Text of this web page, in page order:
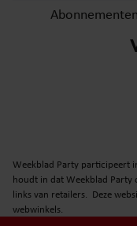
Abonnementen
Weekblad Party participeert
houdt in dat Weekblad Party
links van retailers. Deze
webwinkels.